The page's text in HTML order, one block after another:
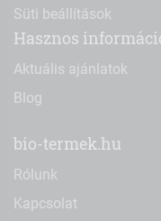
Süti beállítások
Hasznos
Aktuális ajánlatok
Blog
bio-termek.hu
Rólunk
Kapcsolat